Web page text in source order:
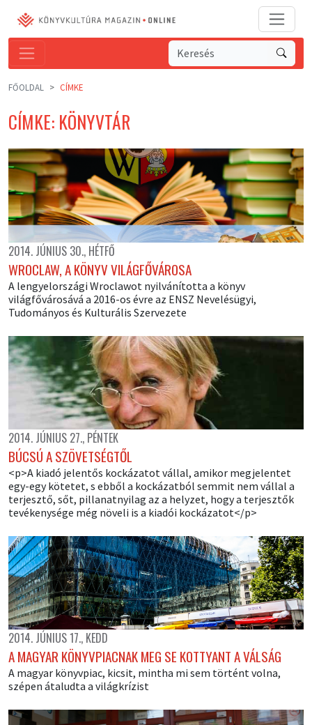
FŐOLDAL CÍMKE
CÍMKE: KÖNYVTÁR
2014. JÚNIUS 30., HÉTFŐ
WROCLAW, A KÖNYV VILÁGFŐVÁROSA
A lengyelországi Wroclawot nyilvánította a könyv
világfővárosává a 2016-os évre az ENSZ Nevelésügyi,
Tudományos és Kulturális Szervezete
2014. JÚNIUS 27., PÉNTEK
BÚCSÚ A SZÖVETSÉGTŐL
<p>A kiadó jelentős kockázatot vállal, amikor megjelentet
egy-egy kötetet, s ebből a kockázatból semmit nem vállal a
terjesztő, sőt, pillanatnyilag az a helyzet, hogy a terjesztők
tevékenysége még növeli is a kiadói kockázatot</p>
2014. JÚNIUS 17., KEDD
A MAGYAR KÖNYVPIACNAK MEG SE KOTTYANT A VÁLSÁG
A magyar könyvpiac, kicsit, mintha mi sem történt volna,
szépen átaludta a világkrízist